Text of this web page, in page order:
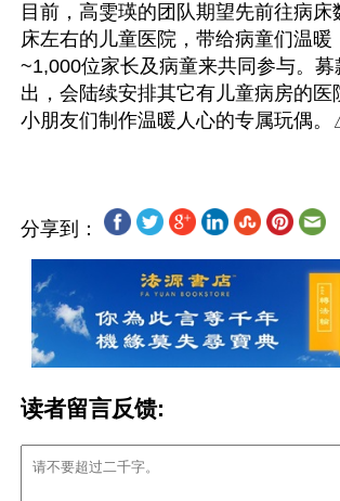
目前，高雯瑛的团队期望先前往病床
床左右的儿童医院，带给病童们温暖
~1,000位家长及病童来共同参与。募
出，会陆续安排其它有儿童病房的医
分享到：
读者留言反馈: